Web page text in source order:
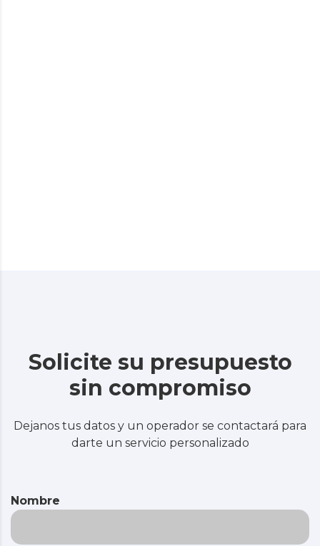
Solicite su presupuesto
sin compromiso
Dejanos tus datos y un operador se contactará para
darte un servicio personalizado
Nombre